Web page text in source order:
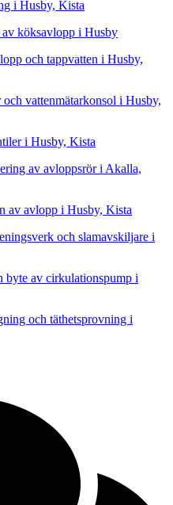
i Husby, Kista
köksavlopp i Husby
och tappvatten i Husby,
vattenmätarkonsol i Husby,
i Husby, Kista
av avloppsrör i Akalla,
av avlopp i Husby, Kista
och slamavskiljare i
byte av cirkulationspump i
och täthetsprovning i